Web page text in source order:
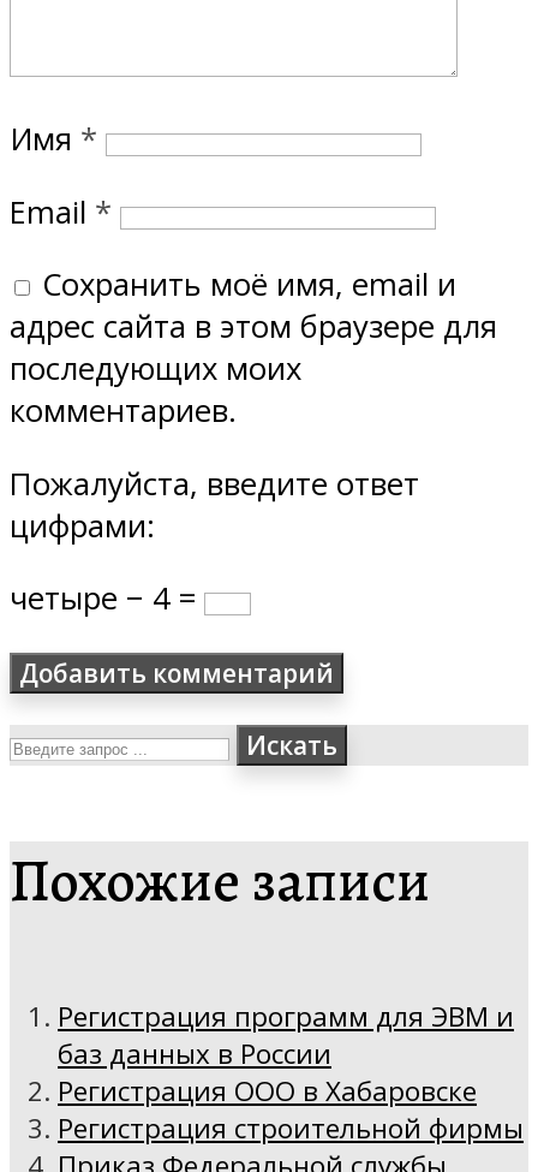
Имя *
Email *
Сохранить моё имя, email и
адрес сайта в этом браузере для
последующих моих
комментариев.
Пожалуйста, введите ответ
цифрами:
четыре − 4 =
Искать
Похожие записи
Регистрация программ для ЭВМ и
баз данных в России
Регистрация ООО в Хабаровске
Регистрация строительной фирмы